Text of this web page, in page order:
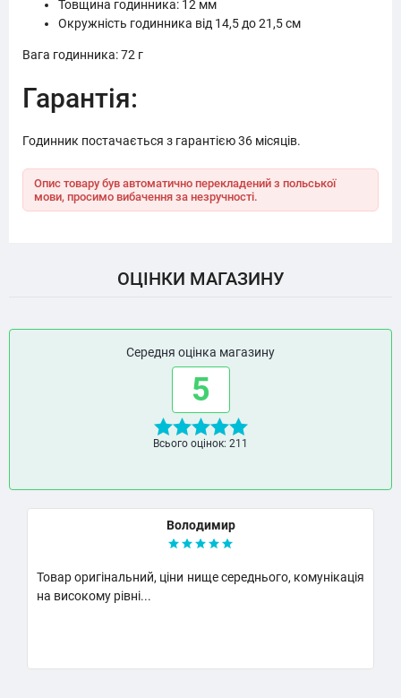
Товщина годинника: 12 мм
Окружність годинника від 14,5 до 21,5 см
Вага годинника: 72 г
Гарантія:
Годинник постачається з гарантією 36 місяців.
Опис товару був автоматично перекладений з польської
мови, просимо вибачення за незручності.
ОЦІНКИ МАГАЗИНУ
Середня оцінка магазину
5
Всього оцінок: 211
Володимир
Товар оригінальний, ціни нище середнього, комунікація
на високому рівні...